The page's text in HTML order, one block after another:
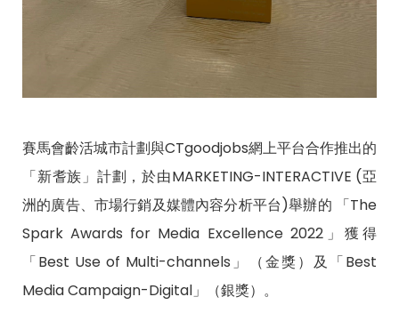
賽馬會齡活城市計劃與CTgoodjobs網上平台合作推出的
「新耆族」計劃，於由MARKETING-INTERACTIVE (亞
洲的廣告、市場行銷及媒體內容分析平台)舉辦的 「The
Spark Awards for Media Excellence 2022」獲得
「Best Use of Multi-channels」（金獎）及「Best
Media Campaign-Digital」（銀獎）。